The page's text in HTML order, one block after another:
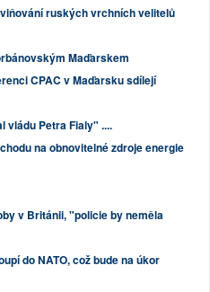
ruských vrchních velitelů
Maďarskem
CPAC v Maďarsku sdílejí
vládu Petra Fialy" ....
na obnovitelné zdroje energie
v Británii, "policie by neměla
do NATO, což bude na úkor